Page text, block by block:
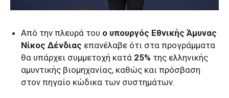
Από την πλευρά του ο υπουργός Εθνικής Άμυνας
Νίκος Δένδιας επανέλαβε ότι στα προγράμματα
θα υπάρχει συμμετοχή κατά 25% της ελληνικής
αμυντικής βιομηχανίας, καθώς και πρόσβαση
στον πηγαίο κώδικα των συστημάτων.